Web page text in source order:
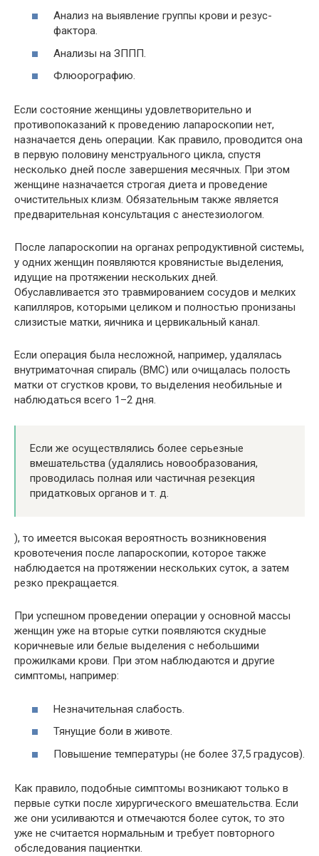
Анализ на выявление группы крови и резус-
фактора.
Анализы на ЗППП.
Флюорографию.
Если состояние женщины удовлетворительно и
противопоказаний к проведению лапароскопии нет,
назначается день операции. Как правило, проводится она
в первую половину менструального цикла, спустя
несколько дней после завершения месячных. При этом
женщине назначается строгая диета и проведение
очистительных клизм. Обязательным также является
предварительная консультация с анестезиологом.
После лапароскопии на органах репродуктивной системы,
у одних женщин появляются кровянистые выделения,
идущие на протяжении нескольких дней.
Обуславливается это травмированием сосудов и мелких
капилляров, которыми целиком и полностью пронизаны
слизистые матки, яичника и цервикальный канал.
Если операция была несложной, например, удалялась
внутриматочная спираль (ВМС) или очищалась полость
матки от сгустков крови, то выделения необильные и
наблюдаться всего 1–2 дня.
Если же осуществлялись более серьезные
вмешательства (удалялись новообразования,
проводилась полная или частичная резекция
придатковых органов и т. д.
), то имеется высокая вероятность возникновения
кровотечения после лапароскопии, которое также
наблюдается на протяжении нескольких суток, а затем
резко прекращается.
При успешном проведении операции у основной массы
женщин уже на вторые сутки появляются скудные
коричневые или белые выделения с небольшими
прожилками крови. При этом наблюдаются и другие
симптомы, например:
Незначительная слабость.
Тянущие боли в животе.
Повышение температуры (не более 37,5 градусов).
Как правило, подобные симптомы возникают только в
первые сутки после хирургического вмешательства. Если
же они усиливаются и отмечаются более суток, то это
уже не считается нормальным и требует повторного
обследования пациентки.